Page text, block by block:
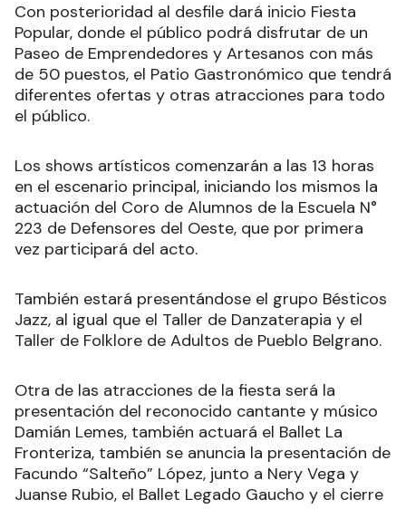
Con posterioridad al desfile dará inicio Fiesta
Popular, donde el público podrá disfrutar de un
Paseo de Emprendedores y Artesanos con más
de 50 puestos, el Patio Gastronómico que tendrá
diferentes ofertas y otras atracciones para todo
el público.
Los shows artísticos comenzarán a las 13 horas
en el escenario principal, iniciando los mismos la
actuación del Coro de Alumnos de la Escuela N°
223 de Defensores del Oeste, que por primera
vez participará del acto.
También estará presentándose el grupo Bésticos
Jazz, al igual que el Taller de Danzaterapia y el
Taller de Folklore de Adultos de Pueblo Belgrano.
Otra de las atracciones de la fiesta será la
presentación del reconocido cantante y músico
Damián Lemes, también actuará el Ballet La
Fronteriza, también se anuncia la presentación de
Facundo “Salteño” López, junto a Nery Vega y
Juanse Rubio, el Ballet Legado Gaucho y el cierre